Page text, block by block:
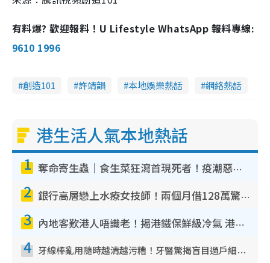
有料爆? 歡迎報料！U Lifestyle WhatsApp 報料專線:
9610 1996
創造101 許靖韻 本地娛樂熱話 網絡熱話
港生活人氣本地熱話
1 奪命寄生蟲｜食生菜狂瀉首現死者！疫潮惡化錄1.8萬宗病例 揭洗菜3大謬誤
2 銀行高層戀上水療女技師！兩個月借128萬驚覺「沉船」沉落火海 揭背後疑似邪教操控賣淫
3 內地客歎港人唔識老！揭港鐵保鮮級冷氣 港人求放過：咪投訴
4 牙線棒亂用隨時越清越污糟！牙醫驚揭盲目過戶細菌恐致蛀牙：呢種先係日常真保養